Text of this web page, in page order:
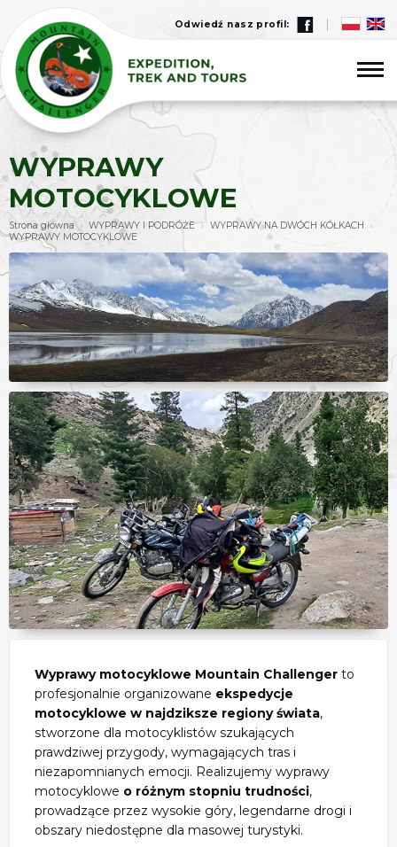
Odwiedź nasz profil:
WYPRAWY
MOTOCYKLOWE
Strona główna › WYPRAWY I PODRÓŻE › WYPRAWY NA DWÓCH KÓŁKACH ›
WYPRAWY MOTOCYKLOWE
Wyprawy motocyklowe Mountain Challenger to
profesjonalnie organizowane ekspedycje
motocyklowe w najdziksze regiony świata,
stworzone dla motocyklistów szukających
prawdziwej przygody, wymagających tras i
niezapomnianych emocji. Realizujemy wyprawy
motocyklowe o różnym stopniu trudności,
prowadzące przez wysokie góry, legendarne drogi i
obszary niedostępne dla masowej turystyki.